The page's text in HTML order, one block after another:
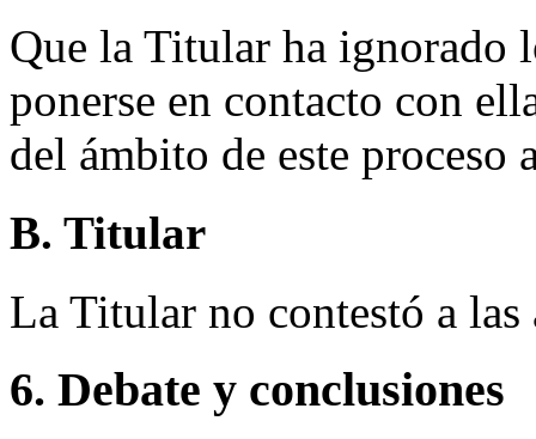
Que la Titular ha ignorado
ponerse en contacto con
del ámbito de este proceso
B. Titular
La Titular no contestó a
6. Debate y conclusiones